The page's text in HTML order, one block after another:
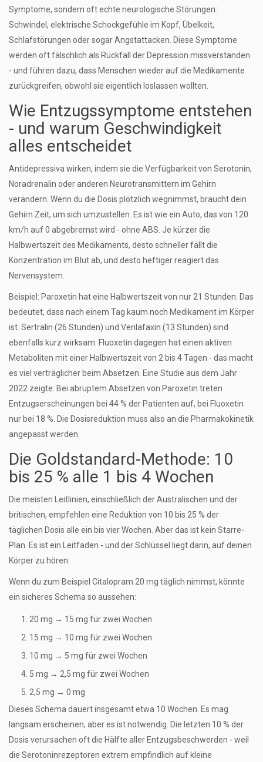
Symptome, sondern oft echte neurologische Störungen:
Schwindel, elektrische Schockgefühle im Kopf, Übelkeit,
Schlafstörungen oder sogar Angstattacken. Diese Symptome
werden oft fälschlich als Rückfall der Depression missverstanden
- und führen dazu, dass Menschen wieder auf die Medikamente
zurückgreifen, obwohl sie eigentlich loslassen wollten.
Wie Entzugssymptome entstehen
- und warum Geschwindigkeit
alles entscheidet
Antidepressiva wirken, indem sie die Verfügbarkeit von Serotonin,
Noradrenalin oder anderen Neurotransmittern im Gehirn
verändern. Wenn du die Dosis plötzlich wegnimmst, braucht dein
Gehirn Zeit, um sich umzustellen. Es ist wie ein Auto, das von 120
km/h auf 0 abgebremst wird - ohne ABS. Je kürzer die
Halbwertszeit des Medikaments, desto schneller fällt die
Konzentration im Blut ab, und desto heftiger reagiert das
Nervensystem.
Beispiel: Paroxetin hat eine Halbwertszeit von nur 21 Stunden. Das
bedeutet, dass nach einem Tag kaum noch Medikament im Körper
ist. Sertralin (26 Stunden) und Venlafaxin (13 Stunden) sind
ebenfalls kurz wirksam. Fluoxetin dagegen hat einen aktiven
Metaboliten mit einer Halbwertszeit von 2 bis 4 Tagen - das macht
es viel verträglicher beim Absetzen. Eine Studie aus dem Jahr
2022 zeigte: Bei abruptem Absetzen von Paroxetin treten
Entzugserscheinungen bei 44 % der Patienten auf, bei Fluoxetin
nur bei 18 %. Die Dosisreduktion muss also an die Pharmakokinetik
angepasst werden.
Die Goldstandard-Methode: 10
bis 25 % alle 1 bis 4 Wochen
Die meisten Leitlinien, einschließlich der Australischen und der
britischen, empfehlen eine Reduktion von 10 bis 25 % der
täglichen Dosis alle ein bis vier Wochen. Aber das ist kein Starre-
Plan. Es ist ein Leitfaden - und der Schlüssel liegt darin, auf deinen
Körper zu hören.
Wenn du zum Beispiel Citalopram 20 mg täglich nimmst, könnte
ein sicheres Schema so aussehen:
20 mg → 15 mg für zwei Wochen
15 mg → 10 mg für zwei Wochen
10 mg → 5 mg für zwei Wochen
5 mg → 2,5 mg für zwei Wochen
2,5 mg → 0 mg
Dieses Schema dauert insgesamt etwa 10 Wochen. Es mag
langsam erscheinen, aber es ist notwendig. Die letzten 10 % der
Dosis verursachen oft die Hälfte aller Entzugsbeschwerden - weil
die Serotoninrezeptoren extrem empfindlich auf kleine